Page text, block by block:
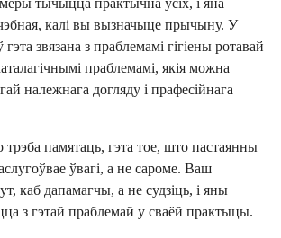
калі вы вызначыце прычыну. У
звязана з праблемамі гігіены ротавай
праблемамі, якія можна
належнага догляду і прафесійнага
памятаць, гэта тое, што пастаянны
ўвагі, а не сароме. Ваш
каб дапамагчы, а не судзіць, і яны
з гэтай праблемай у сваёй практыцы.